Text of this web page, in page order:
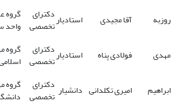
روزبه
آقا مجیدی استادیاردکترای
تخصصی
گروه
واحد
مهدی
فولادی پناه استادیاردکترای
تخصصی
گروه
ابراهیم
امیری تکلدانی دانشیار دکترای
تخصصی
گروه